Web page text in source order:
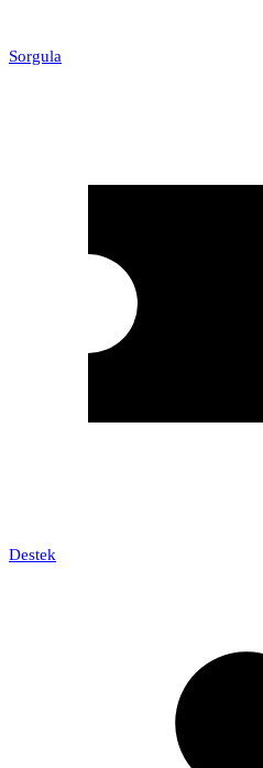
Sorgula
Destek